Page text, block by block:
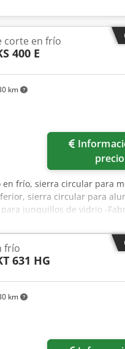
km
corte en frío
400 E
precio
en frío, sierra circular para
sierra circular para
junquillos de vidrio -
de rodillos a la
diámetro 400 mm -
305 x 20 mm / redondo Ø
Ø 130 mm -Sección
continua 0 - 1000
total 6000/345/
10810/1150/H1765 mm -
km
frío
631 HG